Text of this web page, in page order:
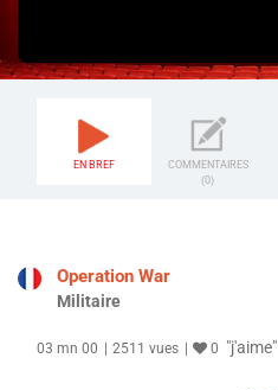
EN BREF
COMMENTAIRES
(0)
Operation War
Militaire
03 mn 00 2511 vues 0 "j'aime"